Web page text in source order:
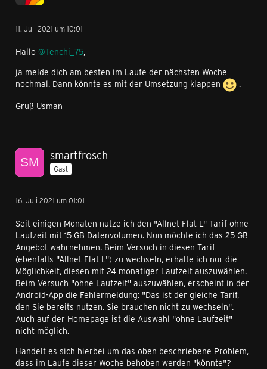
11. Juli 2021 um 10:01
Hallo @Tenchi_75,
ja melde dich am besten im Laufe der nächsten Woche
nochmal. Dann könnte es mit der Umsetzung klappen
.
Gruß Usman
smartfrosch
Gast
16. Juli 2021 um 01:01
Seit einigen Monaten nutze ich den "Allnet Flat L" Tarif ohne
Laufzeit mit 15 GB Datenvolumen. Nun möchte ich das 25 GB
Angebot wahrnehmen. Beim Versuch in diesen Tarif
(ebenfalls "Allnet Flat L") zu wechseln, erhalte ich nur die
Möglichkeit, diesen mit 24 monatiger Laufzeit auszuwählen.
Beim Versuch "ohne Laufzeit" auszuwählen, erscheint in der
Android-App die Fehlermeldung: "Das ist der gleiche Tarif,
den Sie bereits nutzen. Sie brauchen nicht zu wechseln".
Auch auf der Homepage ist die Auswahl "ohne Laufzeit"
nicht möglich.
Handelt es sich hierbei um das oben beschriebene Problem,
dass im Laufe dieser Woche behoben werden "könnte"?